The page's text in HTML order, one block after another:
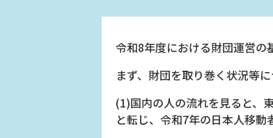
令和8年度における財団運営の
まず、財団を取り巻く状況等
(1)国内の人の流れを見ると、
と転じ、令和7年の日本人移動